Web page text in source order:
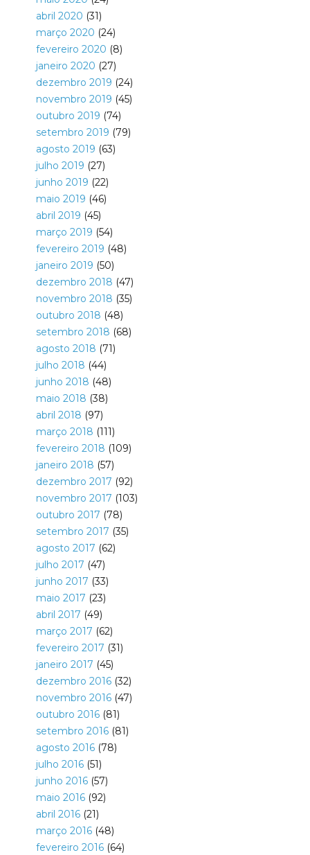
abril 2020 (31)
março 2020 (24)
fevereiro 2020 (8)
janeiro 2020 (27)
dezembro 2019 (24)
novembro 2019 (45)
outubro 2019 (74)
setembro 2019 (79)
agosto 2019 (63)
julho 2019 (27)
junho 2019 (22)
maio 2019 (46)
abril 2019 (45)
março 2019 (54)
fevereiro 2019 (48)
janeiro 2019 (50)
dezembro 2018 (47)
novembro 2018 (35)
outubro 2018 (48)
setembro 2018 (68)
agosto 2018 (71)
julho 2018 (44)
junho 2018 (48)
maio 2018 (38)
abril 2018 (97)
março 2018 (111)
fevereiro 2018 (109)
janeiro 2018 (57)
dezembro 2017 (92)
novembro 2017 (103)
outubro 2017 (78)
setembro 2017 (35)
agosto 2017 (62)
julho 2017 (47)
junho 2017 (33)
maio 2017 (23)
abril 2017 (49)
março 2017 (62)
fevereiro 2017 (31)
janeiro 2017 (45)
dezembro 2016(32)
novembro 2016(47)
outubro 2016(81)
setembro 2016(81)
agosto 2016(78)
julho 2016(51)
junho 2016(57)
maio 2016(92)
abril 2016(21)
março 2016(48)
fevereiro 2016(64)